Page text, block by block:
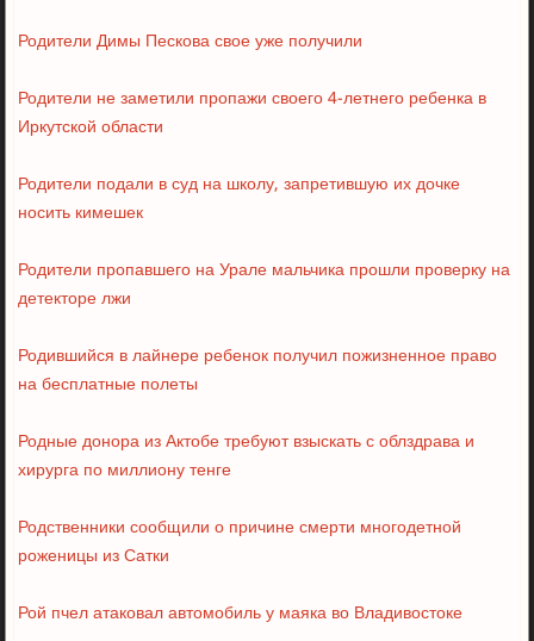
Родители Димы Пескова свое уже получили
Родители не заметили пропажи своего 4-летнего ребенка в
Иркутской области
Родители подали в суд на школу, запретившую их дочке
носить кимешек
Родители пропавшего на Урале мальчика прошли проверку на
детекторе лжи
Родившийся в лайнере ребенок получил пожизненное право
на бесплатные полеты
Родные донора из Актобе требуют взыскать с облздрава и
хирурга по миллиону тенге
Родственники сообщили о причине смерти многодетной
роженицы из Сатки
Рой пчел атаковал автомобиль у маяка во Владивостоке